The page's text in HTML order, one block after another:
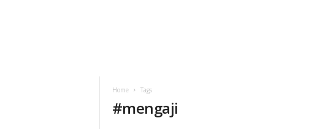
Home Tags
#mengaji